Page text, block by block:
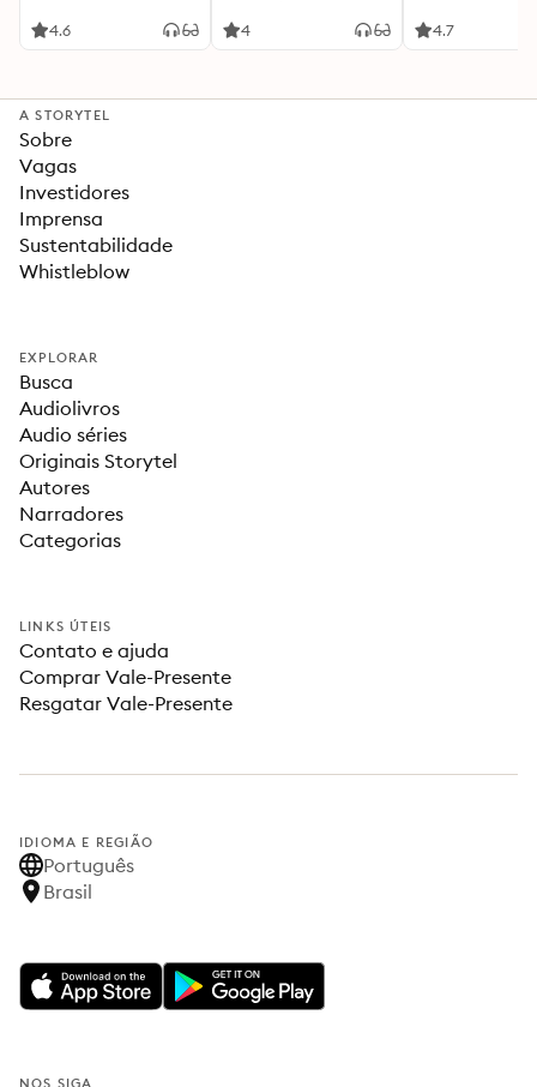
4.6 4 4.7
A STORYTEL
Sobre
Vagas
Investidores
Imprensa
Sustentabilidade
Whistleblow
EXPLORAR
Busca
Audiolivros
Audio séries
Originais Storytel
Autores
Narradores
Categorias
LINKS ÚTEIS
Contato e ajuda
Comprar Vale-Presente
Resgatar Vale-Presente
IDIOMA E REGIÃO
Português
Brasil
NOS SIGA